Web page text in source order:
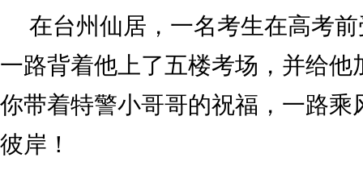
在台州仙居，一名考生在高考
一路背着他上了五楼考场，并给他
你带着特警小哥哥的祝福，一路乘
彼岸！